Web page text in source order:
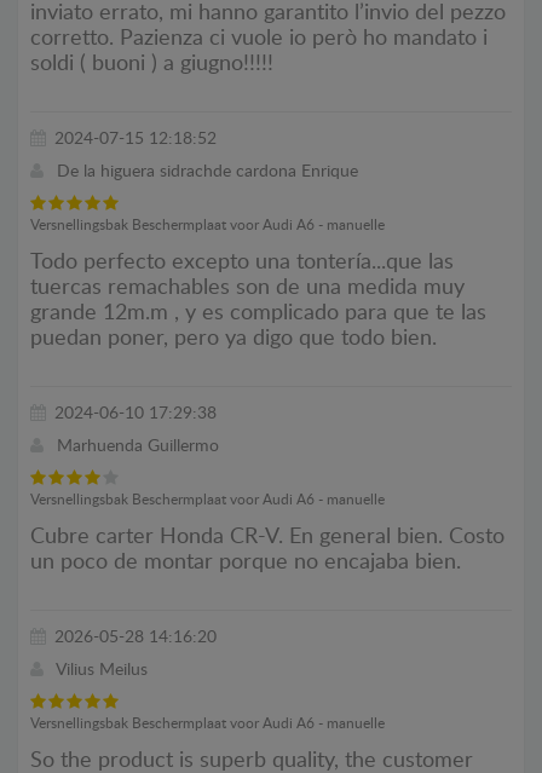
inviato errato, mi hanno garantito l’invio del pezzo
corretto. Pazienza ci vuole io però ho mandato i
soldi ( buoni ) a giugno!!!!!
2024-07-15 12:18:52
De la higuera sidrachde cardona Enrique
Versnellingsbak Beschermplaat voor Audi A6 - manuelle
Todo perfecto excepto una tontería...que las
tuercas remachables son de una medida muy
grande 12m.m , y es complicado para que te las
puedan poner, pero ya digo que todo bien.
2024-06-10 17:29:38
Marhuenda Guillermo
Versnellingsbak Beschermplaat voor Audi A6 - manuelle
Cubre carter Honda CR-V. En general bien. Costo
un poco de montar porque no encajaba bien.
2026-05-28 14:16:20
Vilius Meilus
Versnellingsbak Beschermplaat voor Audi A6 - manuelle
So the product is superb quality, the customer